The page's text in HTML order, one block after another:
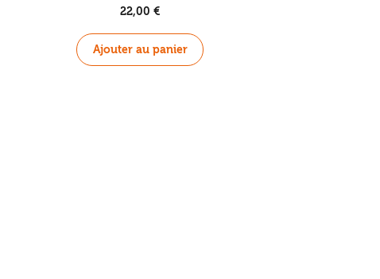
22,00 €
Ajouter au panier